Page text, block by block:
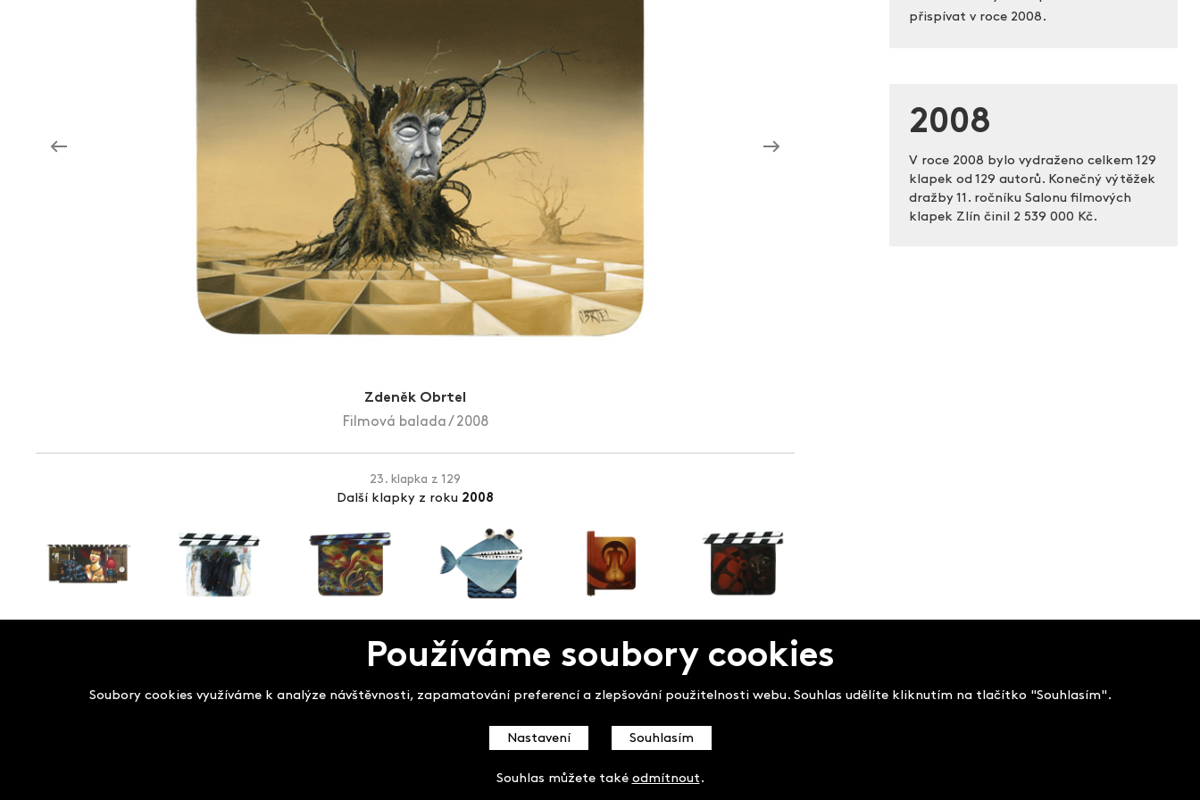
Zdeněk Obrtel
Filmová balada / 2008
23. klapka z 129
Další klapky z roku 2008
přispívat v roce 2008.
2008
V roce 2008 bylo vydraženo celkem 129
klapek od 129 autorů. Konečný výtěžek
dražby 11. ročníku Salonu filmových
klapek Zlín činil 2 539 000 Kč.
Salon filmových klapekPoužíváme soubory cookies
Soubory cookies využíváme k analýze návštěvnosti, zapamatování preferencí a zlepšování použitelnosti webu. Souhlas udělíte kliknutím na tlačítko "Souhlasím".
Nastavení Souhlasím
Souhlas můžete také odmítnout .